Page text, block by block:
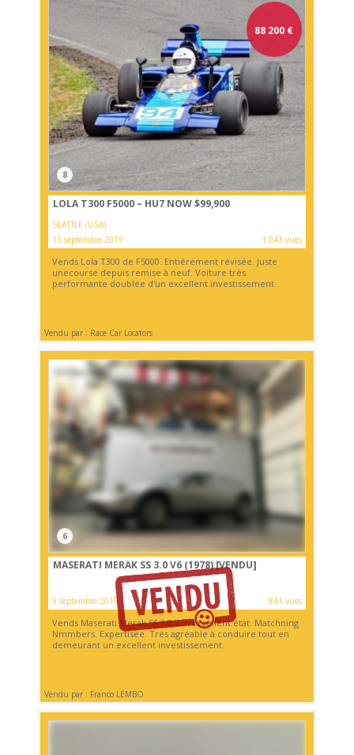
88 200 €
8
LOLA T300 F5000 – HU7 NOW $99,900
SEATTLE (USA)
13 septembre 2019
1 043 vues
Vends Lola T300 de F5000. Entièrement révisée. Juste
unecourse depuis remise à neuf. Voiture très
performante doublée d'un excellent investissement.
Vendu par : Race Car Locators
6
MASERATI MERAK SS 3.0 V6 (1978)[VENDU]
9 septembre 2019 841 vues
Vends Maserati Merak SS 3.0 V6 . Excellent état. Matchning
Nmmbers. Expertisée. Très agréable à conduire tout en
demeurant un excellent investissement.
Vendu par : Franco LEMBO